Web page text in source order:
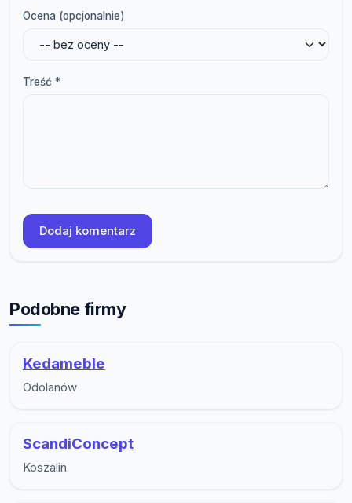
Ocena (opcjonalnie)
Treść *
Dodaj komentarz
Podobne firmy
Kedameble
Odolanów
ScandiConcept
Koszalin